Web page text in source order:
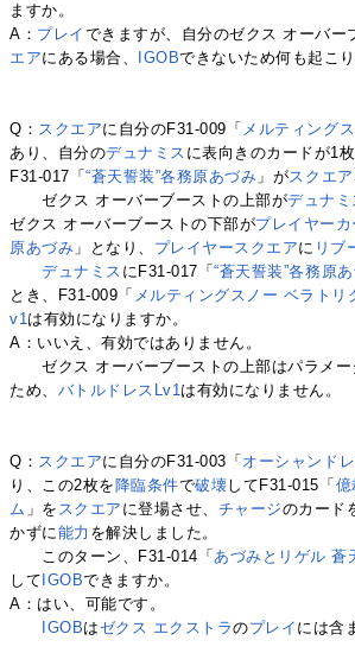
ますか。
A： プレイ できますが、自分のゼクス オーバー
エアにある場合、 IGOBできないため何も起こり
Q： スクエアに自分のF31-009「 メルティング
あり、自分のデュナミス に表向きのカードが1
F31-017「“蒼天誓装”各務原あづみ 」がスクエア
ゼクス オーバーブーストの上部がデュナミ
ゼクス オーバーブーストの下部がプレイヤーカ
原あづみ 」となり、 プレイヤースクエアに リブ
デュナミス にF31-017「“蒼天誓装”各務原
とき、F31-009「 メルティングスノー ベラトリ
v1は有効になりますか。
A：いいえ、有効ではありません。
ゼクス オーバーブーストの上部はパラメー
ため、 バトルドレスLv1は有効になりません。
Q： スクエアに自分のF31-003「 オーシャンド
り、この2枚を 降臨条件で破壊してF31-015「 億
ム 」を スクエア に登場させ、 チャージのカード
かずに能力 を解決しました。
このターン、F31-014「あづみとリゲル 蒼
して IGOBできますか。
A：はい、可能です。
IGOBはゼクス エクストラのプレイ には含